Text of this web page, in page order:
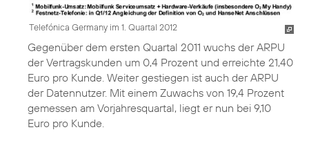
Telefónica Germany im 1. Quartal 2012
Gegenüber dem ersten Quartal 2011 wuchs der ARPU
der Vertragskunden um 0,4 Prozent und erreichte 21,40
Euro pro Kunde. Weiter gestiegen ist auch der ARPU
der Datennutzer. Mit einem Zuwachs von 19,4 Prozent
gemessen am Vorjahresquartal, liegt er nun bei 9,10
Euro pro Kunde.